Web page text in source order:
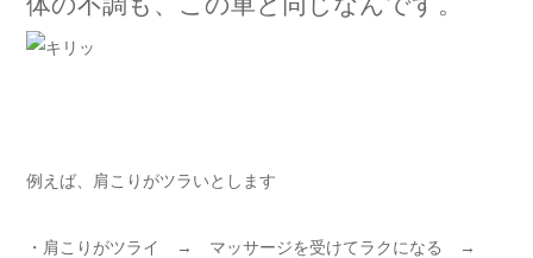
例えば、肩こりがツラいとします
・肩こりがツライ → マッサージを受けてラクになる →